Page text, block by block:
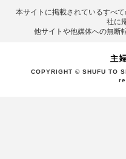
本サイトに掲載されているすべ
社に
他サイトや他媒体への無断
COPYRIGHT © SHUFU TO